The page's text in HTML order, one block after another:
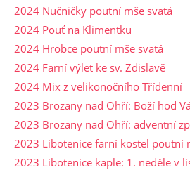
2024 Nučničky poutní mše svatá
2024 Pouť na Klimentku
2024 Hrobce poutní mše svatá
2024 Farní výlet ke sv. Zdislavě
2024 Mix z velikonočního Třídenní
2023 Brozany nad Ohří: Boží hod
2023 Brozany nad Ohří: adventní
2023 Libotenice farní kostel poutní
2023 Libotenice kaple: 1. neděle v